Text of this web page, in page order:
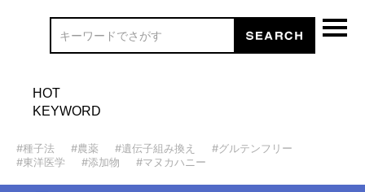
HOT
KEYWORD
#種子法 #農薬 #遺伝子組み換え
#グルテンフリー
#東洋医学
#添加物 #マヌカハニー